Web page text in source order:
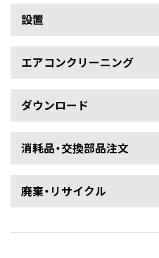
設置
エアコンクリーニング
ダウンロード
消耗品・交換部品注文
廃棄・リサイクル